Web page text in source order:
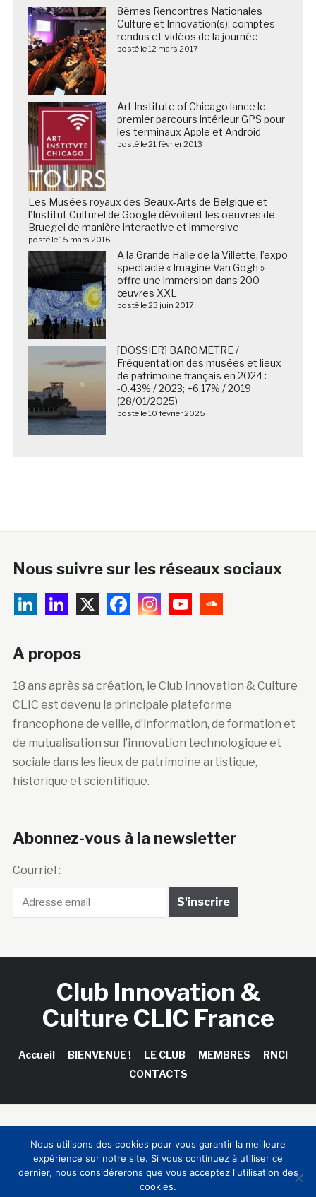
8èmes Rencontres Nationales
Culture et Innovation(s): comptes-
rendus et vidéos de la journée
posté le 12 mars 2017
Art Institute of Chicago lance le
premier parcours intérieur GPS pour
les terminaux Apple et Android
posté le 21 février 2013
Les Musées royaux des Beaux-Arts de Belgique et
l’Institut Culturel de Google dévoilent les oeuvres de
Bruegel de manière interactive et immersive
posté le 15 mars 2016
A la Grande Halle de la Villette, l’expo
spectacle « Imagine Van Gogh »
offre une immersion dans 200
œuvres XXL
posté le 23 juin 2017
[DOSSIER] BAROMETRE /
Fréquentation des musées et lieux
de patrimoine français en 2024 :
-0.43% / 2023; +6,17% / 2019
(28/01/2025)
posté le 10 février 2025
Nous suivre sur les réseaux sociaux
A propos
18 ans après sa création, le Club Innovation & Culture
CLIC est devenu la principale plateforme
francophone de veille, d’information, de formation et
de mutualisation sur l’innovation technologique et
sociale dans les lieux de patrimoine artistique,
historique et scientifique.
Abonnez-vous à la newsletter
Courriel :
Club Innovation &
Culture CLIC France
Accueil BIENVENUE ! LE CLUB MEMBRES
RNCI
CONTACTS
Sinapses Conseils
Nous utilisons des cookies pour vous garantir la meilleure
expérience sur notre site. Si vous continuez à utiliser ce
dernier, nous considérerons que vous acceptez l'utilisation des
cookies.